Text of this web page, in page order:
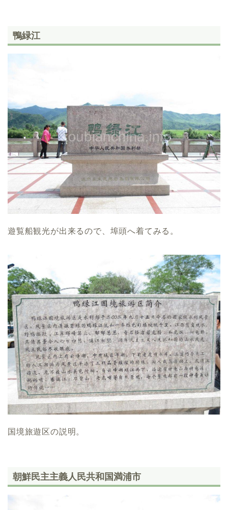
鴨緑江
遊覧船観光が出来るので、埠頭へ着てみる。
国境旅遊区の説明。
朝鮮民主主義人民共和国満浦市